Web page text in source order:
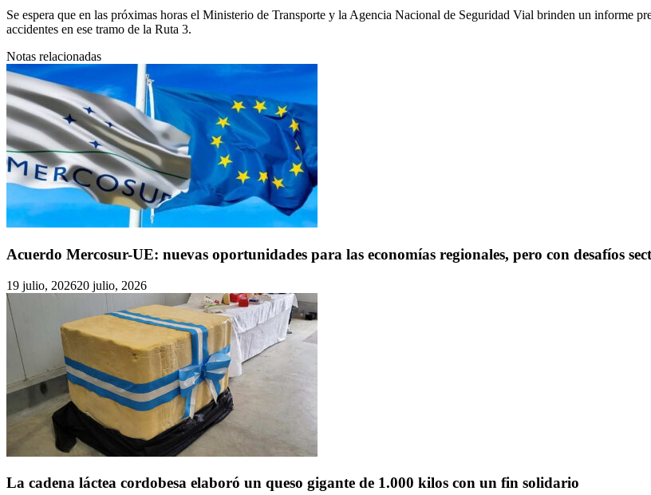
Se espera que en las próximas horas el Ministerio de Transporte y la Agencia Nacional de Seguridad Vial brinden un informe
accidentes en ese tramo de la Ruta 3.
Notas relacionadas
Acuerdo Mercosur-UE: nuevas oportunidades para las economías regionales, pero con desafíos
19 julio, 202620 julio, 2026
La cadena láctea cordobesa elaboró un queso gigante de 1.000 kilos con un fin solidario